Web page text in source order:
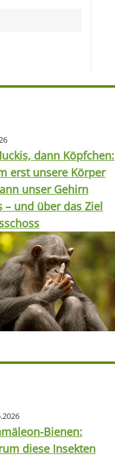
dann Köpfchen:
erst unsere Körper
unser Gehirn
– und über das Ziel
Bienen:
diese Insekten